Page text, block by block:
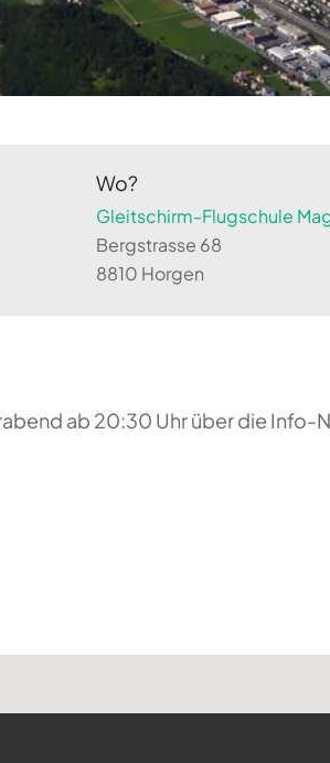
Wo?
Gleitschirm-Flugschule
Bergstrasse 68
8810 Horgen
ab 20:30 Uhr über die Info-